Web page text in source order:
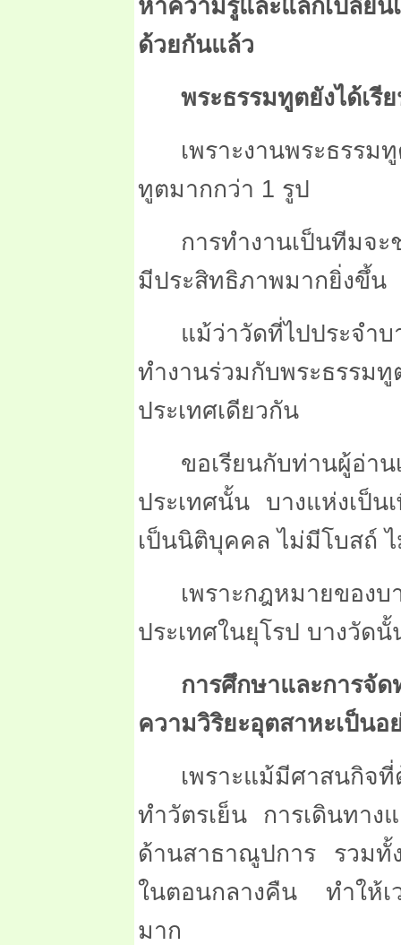
หาความรู้และแลกเปลี่ยน
ด้วยกันแล้ว
พระธรรมทูตยังได้เรี
เพราะงานพระธรร
ทูตมากกว่า 1 รูป
การทำงานเป็นทีมจะ
มีประสิทธิภาพมากยิ่งขึ้น
แม้ว่าวัดที่ไปประจำ
ทำงานร่วมกับพระธรรม
ประเทศเดียวกัน
ขอเรียนกับท่านผู้อ่า
ประเทศนั้น บางแห่งเป็น
เป็นนิติบุคคล ไม่มีโบสถ์
เพราะกฎหมายของ
ประเทศในยุโรป บางวัด
การศึกษาและการ
ความวิริยะอุตสาหะเป็นอ
เพราะแม้มีศาสนกิจ
ทำวัตรเย็น การเดินทา
ด้านสาธาณูปการ รวมทั้
ในตอนกลางคืน ทำให้เ
มาก